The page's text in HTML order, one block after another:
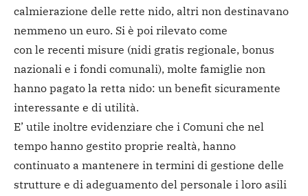
calmierazione delle rette nido, altri non destinavano
nemmeno un euro. Si è poi rilevato come
con le recenti misure (nidi gratis regionale, bonus
nazionali e i fondi comunali), molte famiglie non
hanno pagato la retta nido: un benefit sicuramente
interessante e di utilità.
E’ utile inoltre evidenziare che i Comuni che nel
tempo hanno gestito proprie realtà, hanno
continuato a mantenere in termini di gestione delle
strutture e di adeguamento del personale i loro asili